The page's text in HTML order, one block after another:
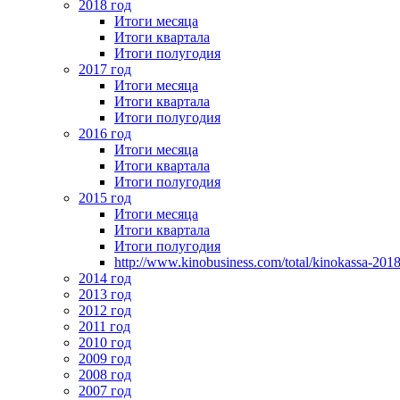
2018 год
Итоги месяца
Итоги квартала
Итоги полугодия
2017 год
Итоги месяца
Итоги квартала
Итоги полугодия
2016 год
Итоги месяца
Итоги квартала
Итоги полугодия
2015 год
Итоги месяца
Итоги квартала
Итоги полугодия
http://www.kinobusiness.com/total/kinokassa-
2014 год
2013 год
2012 год
2011 год
2010 год
2009 год
2008 год
2007 год